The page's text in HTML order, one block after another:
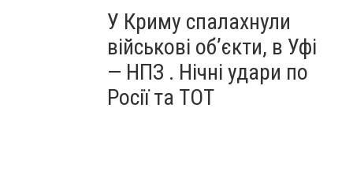
У Криму спалахнули
військові об’єкти, в Уфі
— НПЗ . Нічні удари по
Росії та ТОТ